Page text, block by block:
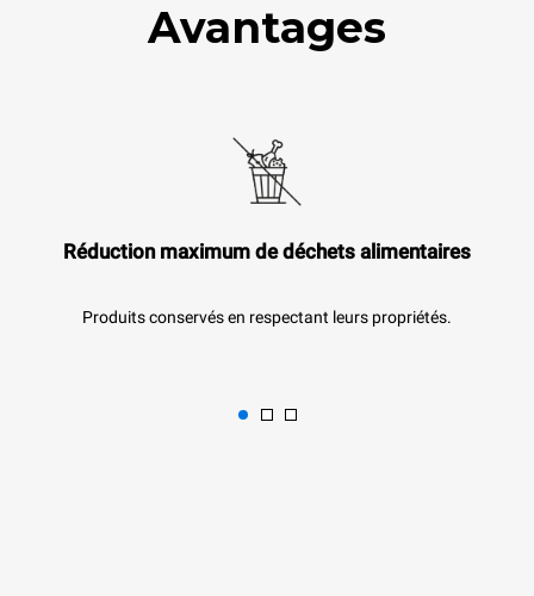
Avantages
Réduction maximum de déchets alimentaires
Produits conservés en respectant leurs propriétés.